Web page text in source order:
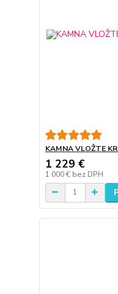
KAMNA VLOŽTE
1 229 €
1 000 € bez DPH